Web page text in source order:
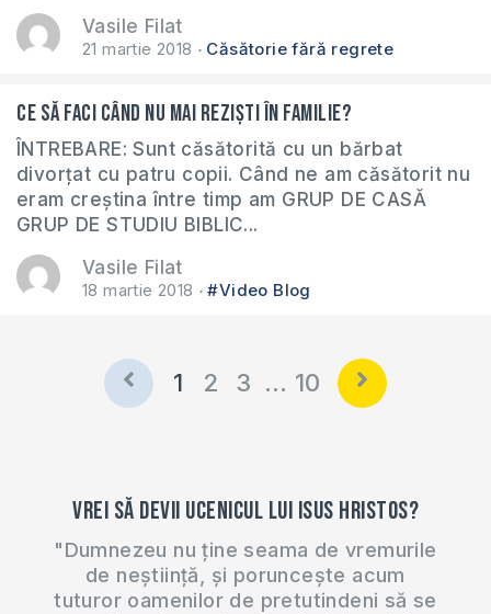
Vasile Filat
21 martie 2018 Căsătorie fără regrete
Ce să faci când nu mai reziști în familie?
ÎNTREBARE: Sunt căsătorită cu un bărbat
divorțat cu patru copii. Când ne am căsătorit nu
eram creștina între timp am GRUP DE CASĂ
GRUP DE STUDIU BIBLIC...
Vasile Filat
18 martie 2018 #Video Blog
1 2 3 … 10
Vrei să devii ucenicul lui Isus Hristos?
"Dumnezeu nu ține seama de vremurile
de neștiință, și poruncește acum
tuturor oamenilor de pretutindeni să se